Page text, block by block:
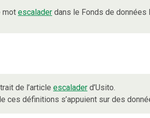
mot escalader dans le Fonds de
de l’article escalader d’Usito.
ces définitions s’appuient sur des